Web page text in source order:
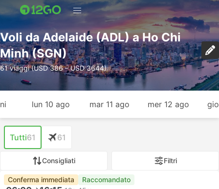
Voli da Adelaide (ADL) a Ho Chi
Minh (SGN)
61 viaggi (USD 386 – USD 3644)
lun 10 ago mar 11 ago mer 12 ago
Tutti61 61
Consigliati Filtri
Conferma immediata Raccomandato